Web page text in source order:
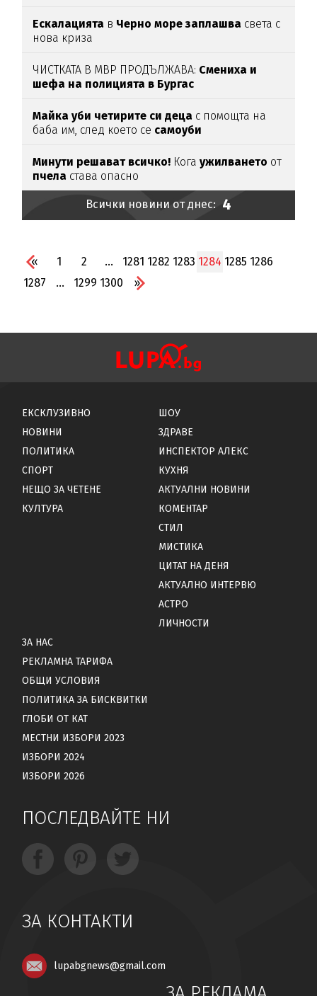
Ескалацията в Черно море заплашва света с
нова криза
ЧИСТКАТА В МВР ПРОДЪЛЖАВА: Смениха и
шефа на полицията в Бургас
Майка уби четирите си деца с помощта на
баба им, след което се самоуби
Минути решават всичко! Когаужилването от
пчела става опасно
Всички новини от днес: 4
« 1 2 ... 1281 1282 1283 1284 1285 1286
1287
... 1299 1300 »
ЕКСКЛУЗИВНО
НОВИНИ
ПОЛИТИКА
СПОРТ
НЕЩО ЗА ЧЕТЕНЕ
КУЛТУРА
ШОУ
ЗДРАВЕ
ИНСПЕКТОР АЛЕКС
КУХНЯ
АКТУАЛНИ НОВИНИ
КОМЕНТАР
СТИЛ
МИСТИКА
ЦИТАТ НА ДЕНЯ
АКТУАЛНО ИНТЕРВЮ
АСТРО
ЛИЧНОСТИ
ЗА НАС
РЕКЛАМНА ТАРИФА
ОБЩИ УСЛОВИЯ
ПОЛИТИКА ЗА БИСКВИТКИ
ГЛОБИ ОТ КАТ
МЕСТНИ ИЗБОРИ 2023
ИЗБОРИ 2024
ИЗБОРИ 2026
ПОСЛЕДВАЙТЕ НИ
ЗА КОНТАКТИ
lupabgnews@gmail.com